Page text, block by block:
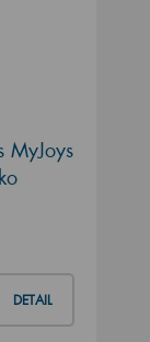
MyJoys
DETAIL